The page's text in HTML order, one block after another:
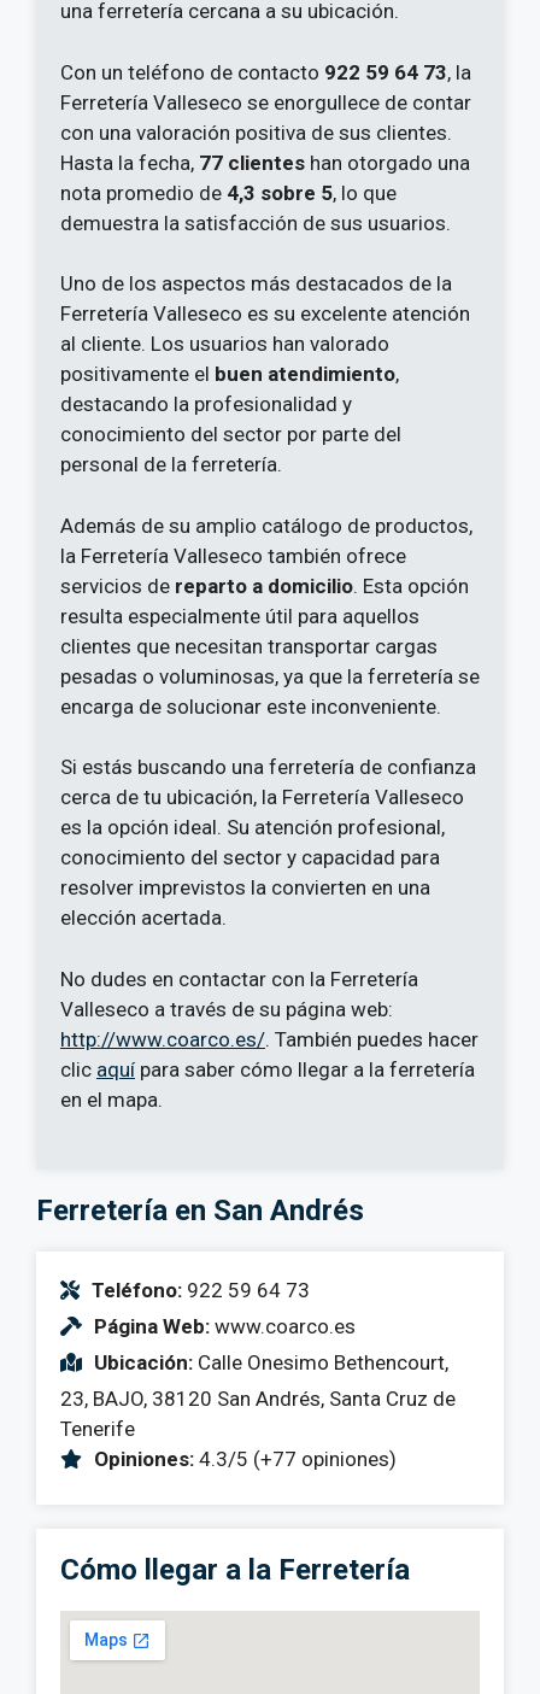
una ferretería cercana a su ubicación.
Con un teléfono de contacto 922 59 64 73, la
Ferretería Valleseco se enorgullece de contar
con una valoración positiva de sus clientes.
Hasta la fecha, 77 clientes han otorgado una
nota promedio de 4,3 sobre 5, lo que
demuestra la satisfacción de sus usuarios.
Uno de los aspectos más destacados de la
Ferretería Valleseco es su excelente atención
al cliente. Los usuarios han valorado
positivamente el buen atendimiento,
destacando la profesionalidad y
conocimiento del sector por parte del
personal de la ferretería.
Además de su amplio catálogo de productos,
la Ferretería Valleseco también ofrece
servicios de reparto a domicilio. Esta opción
resulta especialmente útil para aquellos
clientes que necesitan transportar cargas
pesadas o voluminosas, ya que la ferretería se
encarga de solucionar este inconveniente.
Si estás buscando una ferretería de confianza
cerca de tu ubicación, la Ferretería Valleseco
es la opción ideal. Su atención profesional,
conocimiento del sector y capacidad para
resolver imprevistos la convierten en una
elección acertada.
No dudes en contactar con la Ferretería
Valleseco a través de su página web:
http://www.coarco.es/. También puedes hacer
clic aquí para saber cómo llegar a la ferretería
en el mapa.
Ferretería en San Andrés
Teléfono: 922 59 64 73
Página Web: www.coarco.es
Ubicación: Calle Onesimo Bethencourt,
23, BAJO, 38120 San Andrés, Santa Cruz de
Tenerife
Opiniones: 4.3/5 (+77 opiniones)
Cómo llegar a la Ferretería